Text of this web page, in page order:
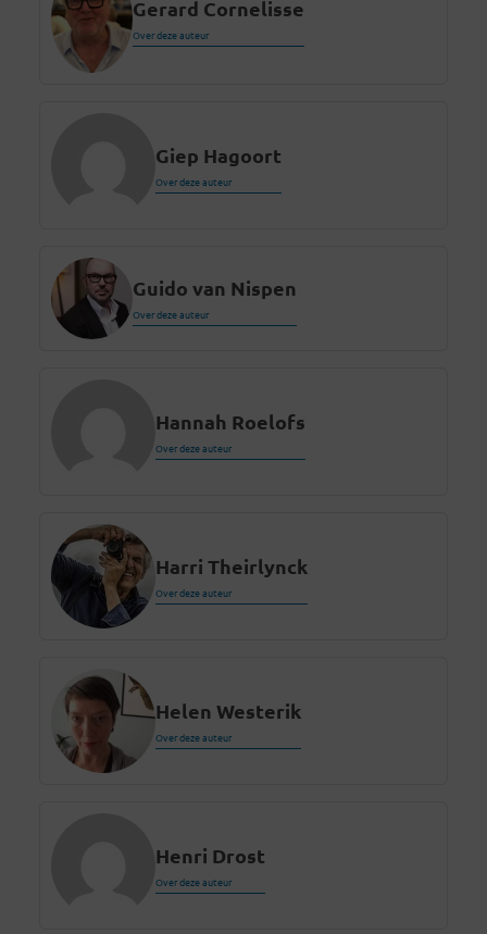
Gerard Cornelisse
Over deze auteur
Giep Hagoort
Over deze auteur
Guido van Nispen
Over deze auteur
Hannah Roelofs
Over deze auteur
Harri Theirlynck
Over deze auteur
Helen Westerik
Over deze auteur
Henri Drost
Over deze auteur